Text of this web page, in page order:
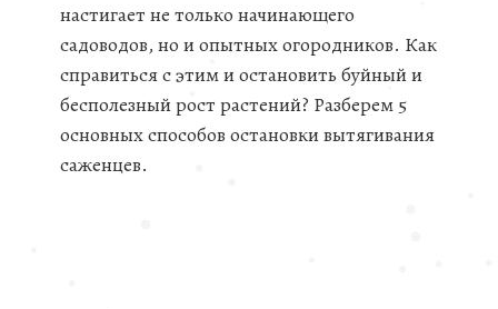
❅
❅
настигает не только начинающего
садоводов, но и опытных огородников. Как
справиться с этим и остановить буйный и
бесполезный рост растений? Разберем 5
основных способов остановки вытягивания
саженцев.